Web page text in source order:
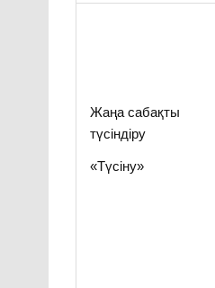
Жаңа сабақты
түсіндіру
«Түсіну»